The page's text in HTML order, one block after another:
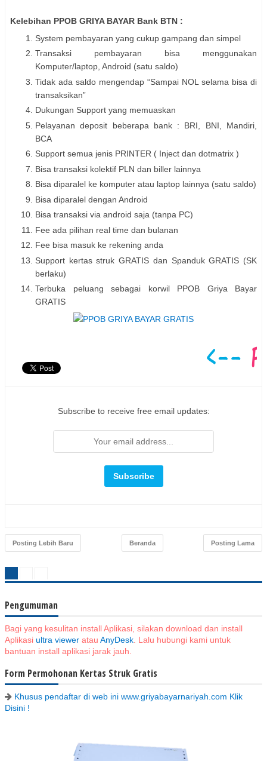
Kelebihan PPOB GRIYA BAYAR Bank BTN :
System pembayaran yang cukup gampang dan simpel
Transaksi pembayaran bisa menggunakan
Komputer/laptop, Android (satu saldo)
Tidak ada saldo mengendap “Sampai NOL selama bisa di
transaksikan”
Dukungan Support yang memuaskan
Pelayanan deposit beberapa bank : BRI, BNI, Mandiri,
BCA
Support semua jenis PRINTER ( Inject dan dotmatrix )
Bisa transaksi kolektif PLN dan biller lainnya
Bisa diparalel ke komputer atau laptop lainnya (satu saldo)
Bisa diparalel dengan Android
Bisa transaksi via android saja (tanpa PC)
Fee ada pilihan real time dan bulanan
Fee bisa masuk ke rekening anda
Support kertas struk GRATIS dan Spanduk GRATIS (SK
berlaku)
Terbuka peluang sebagai korwil PPOB Griya Bayar
GRATIS
Subscribe to receive free email updates:
Posting Lebih Baru Posting Lama
Beranda
Pengumuman
Bagi yang kesulitan install Aplikasi, silakan download dan install
Aplikasi ultra viewer atau AnyDesk . Lalu hubungi kami untuk
bantuan install aplikasi jarak jauh.
Form Permohonan Kertas Struk Gratis
Khusus pendaftar di web ini www.griyabayarnariyah.com Klik
Disini !